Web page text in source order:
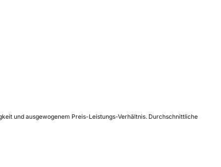
und ausgewogenem Preis-Leistungs-Verhältnis. Durchschnittliche